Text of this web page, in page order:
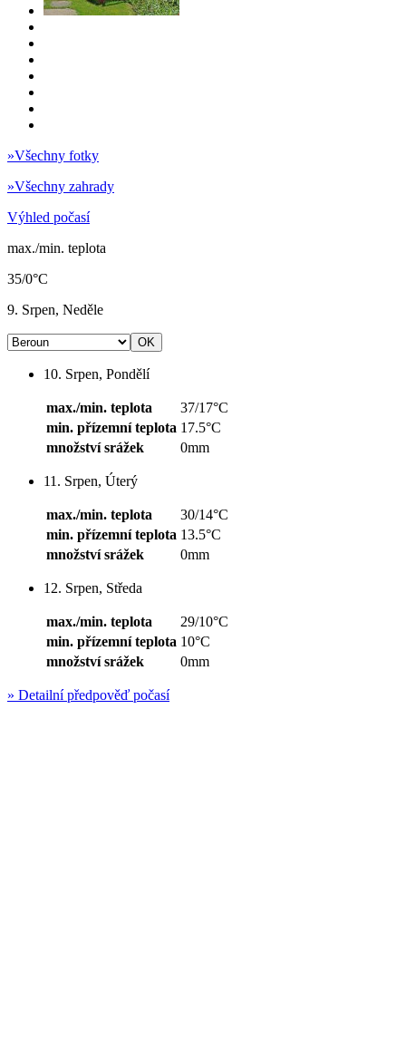
»Všechny fotky
»Všechny zahrady
Výhled počasí
max./min. teplota
35/0°C
9. Srpen, Neděle
10. Srpen, Pondělí
max./min. teplota
37/17°C
min. přízemní teplota 17.5°C
množství srážek
0mm
11. Srpen, Úterý
max./min. teplota
30/14°C
min. přízemní teplota 13.5°C
množství srážek
0mm
12. Srpen, Středa
max./min. teplota
29/10°C
min. přízemní teplota 10°C
množství srážek
0mm
» Detailní předpověď počasí